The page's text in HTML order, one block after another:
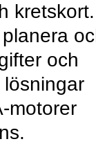
kretskort.
och
motorer